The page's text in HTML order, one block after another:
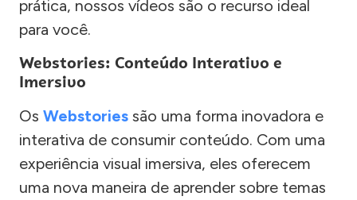
prática, nossos vídeos são o recurso ideal
para você.
Webstories: Conteúdo Interativo e
Imersivo
Os Webstories são uma forma inovadora e
interativa de consumir conteúdo. Com uma
experiência visual imersiva, eles oferecem
uma nova maneira de aprender sobre temas